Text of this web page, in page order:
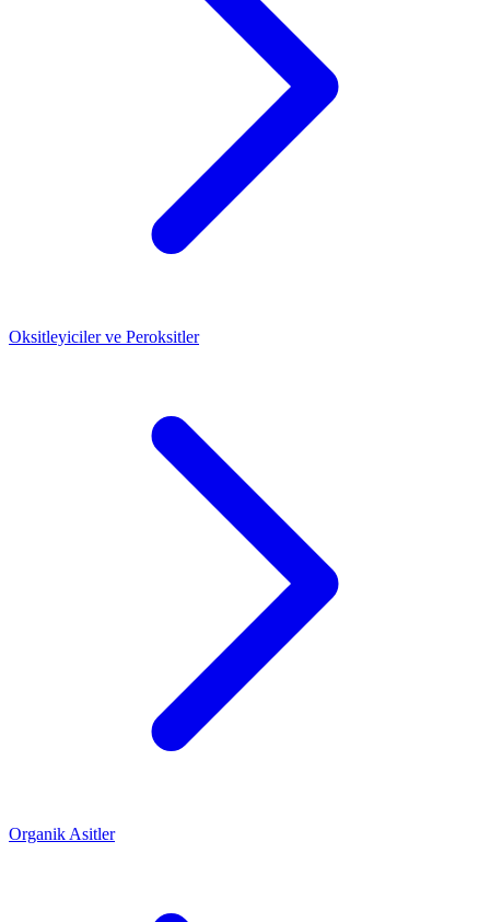
Oksitleyiciler ve Peroksitler
Organik Asitler